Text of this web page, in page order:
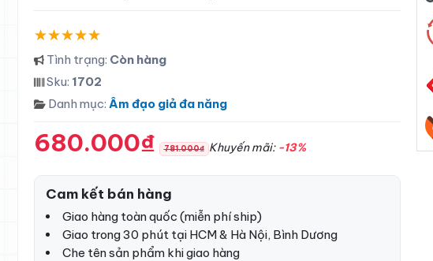
Tình trạng: Còn hàng
Sku: 1702
Danh mục: Âm đạo giả đa năng
680.000₫ 781.000₫ Khuyến mãi: -13%
Cam kết bán hàng
Giao hàng toàn quốc (miễn phí ship)
Giao trong 30 phút tại HCM & Hà Nội, Bình Dương
Che tên sản phẩm khi giao hàng